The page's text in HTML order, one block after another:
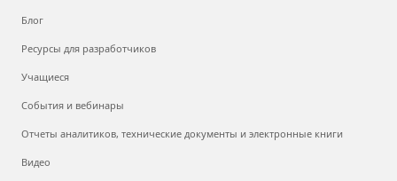
Блог
Ресурсы для разработчиков
Учащиеся
События и вебинары
Отчеты аналитиков, технические документы и электронные книги
Видео